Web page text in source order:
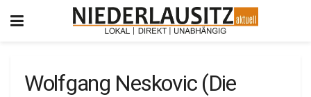
Wolfgang Neskovic (Die